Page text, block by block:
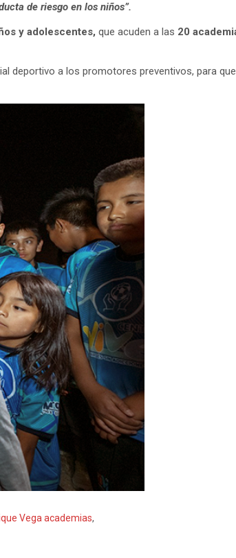
de riesgo en los niños”.
y adolescentes, que acuden a las 20
deportivo a los promotores preventivos, para
Vega academias,